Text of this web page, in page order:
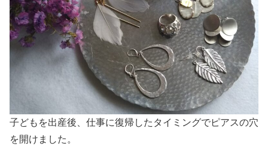
子どもを出産後、仕事に復帰したタイミングでピアスの穴
を開けました。